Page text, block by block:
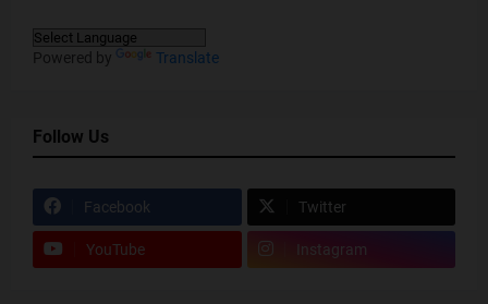
Powered by Translate
Follow Us
Facebook Twitter
YouTube Instagram